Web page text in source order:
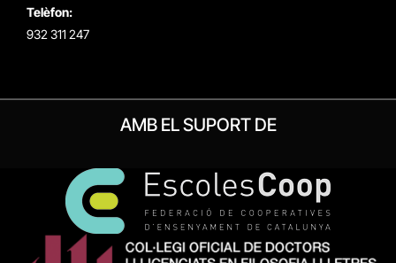
Telèfon:
932 311 247
AMB EL SUPORT DE